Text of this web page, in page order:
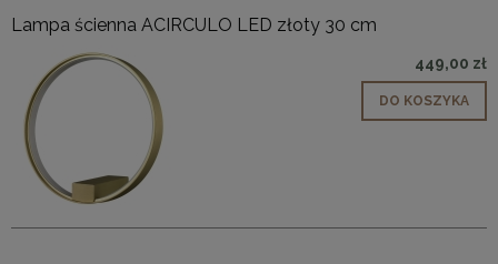
Lampa ścienna ACIRCULO LED złoty 30 cm
449,00 zł
DO KOSZYKA